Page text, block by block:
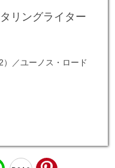
リングライター
）／ユーノス・ロード